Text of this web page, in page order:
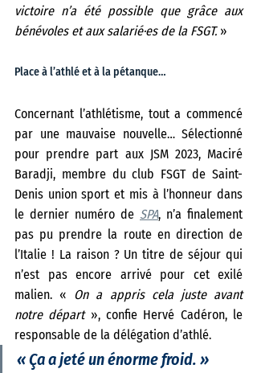
victoire n’a été possible que grâce aux
bénévoles et aux salarié·es de la FSGT. »
Place à l’athlé et à la pétanque…
Concernant l’athlétisme, tout a commencé
par une mauvaise nouvelle… Sélectionné
pour prendre part aux JSM 2023, Maciré
Baradji, membre du club FSGT de Saint-
Denis union sport et mis à l’honneur dans
le dernier numéro de SPA, n’a finalement
pas pu prendre la route en direction de
l’Italie ! La raison ? Un titre de séjour qui
n’est pas encore arrivé pour cet exilé
malien. « On a appris cela juste avant
notre départ », confie Hervé Cadéron, le
responsable de la délégation d’athlé.
« Ça a jeté un énorme froid. »